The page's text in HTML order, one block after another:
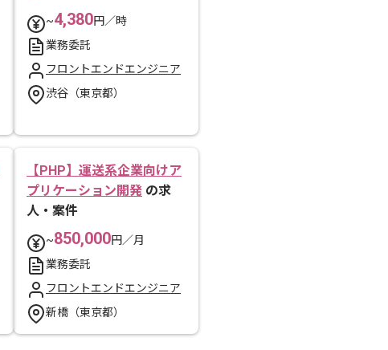
~4,380円／時
業務委託
フロントエンドエンジニア
渋谷（東京都）
【PHP】運送系企業向けア
プリケーション開発 の求
人・案件
~850,000円／月
業務委託
フロントエンドエンジニア
新橋（東京都）